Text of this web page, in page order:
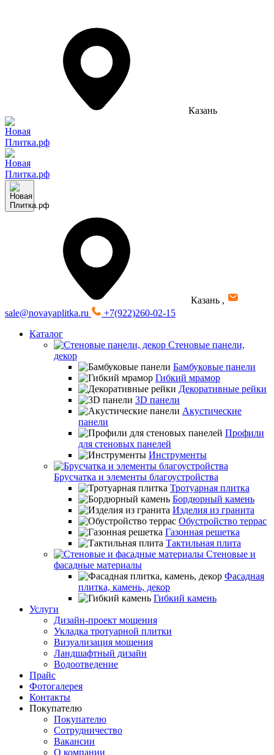
Казань
Казань ,
sale@novayaplitka.ru
+7(922)260-02-15
Каталог
Стеновые панели,
декор
Бамбуковые панели
Гибкий мрамор
Декоративные рейки
3D панели
Акустические
панели
Профили
для стеновых панелей
Инструменты
Брусчатка и элементы благоустройства
Тротуарная плитка
Бордюрный камень
Изделия из гранита
Обустройство террас
Газонная решетка
Тактильная плита
Стеновые и
фасадные материалы
Фасадная
плитка, камень, декор
Гибкий камень
Услуги
Дизайн-проект мощения
Укладка тротуарной плитки
Визуализация мощения
Ландшафтный дизайн
Водоотведение
Прайс
Фотогалерея
Контакты
Покупателю
Покупателю
Сотрудничество
Вакансии
О компании